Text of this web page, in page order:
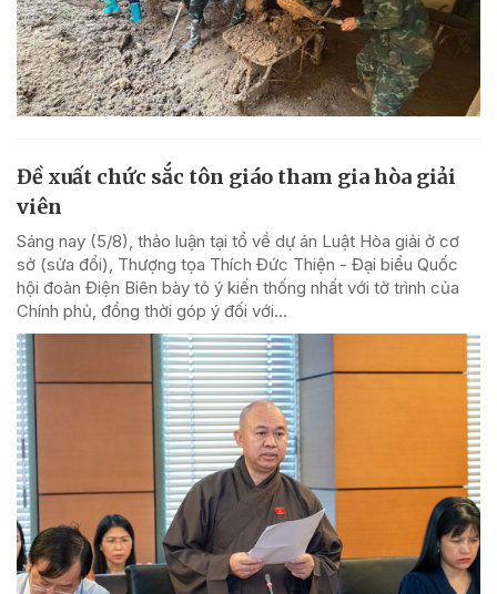
Đề xuất chức sắc tôn giáo tham gia hòa giải
viên
Sáng nay (5/8), thảo luận tại tổ về dự án Luật Hòa giải ở cơ
sở (sửa đổi), Thượng tọa Thích Đức Thiện - Đại biểu Quốc
hội đoàn Điện Biên bày tỏ ý kiến thống nhất với tờ trình của
Chính phủ, đồng thời góp ý đối với...